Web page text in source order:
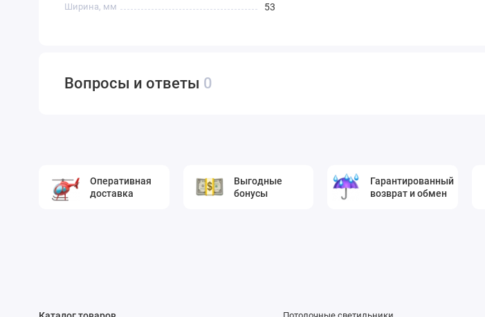
Ширина, мм 53
Вопросы и ответы 0
Оперативная
доставка
Выгодные
бонусы
Гарантированный
возврат и обмен